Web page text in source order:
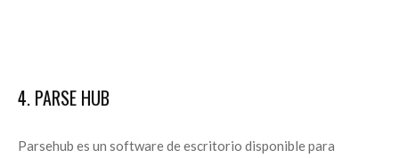
4. PARSE HUB
Parsehub es un software de escritorio disponible para